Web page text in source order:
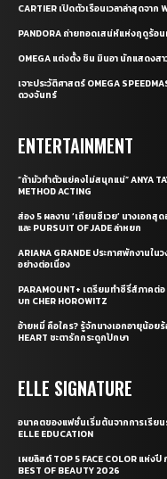
CARTIER เปิดตัวเรือนเวลาล่าสุดจาก
PANDORA ถ่ายทอดเสน่ห์แห่งฤดูร้อน
OMEGA แต่งตั้ง ชิน มินอา นักแสดงส
เจาะประวัติศาสตร์ OMEGA
ดวงจันทร์
ENTERTAINMENT
“ถ้ามัวทำตัวแย่คงไม่สนุกแน่” ANYA
METHOD ACTING
ส่อง 5 ผลงาน ‘เถียนซีเวย’ นางเอกสุ
และ PURSUIT OF JADE ล่าหยก
ARIANA GRANDE ประกาศพักงานใ
อย่างต่อเนื่อง
PARAMOUNT+ เตรียมทำซีรี่ส์ภาคต่อ
บท CHER HOROWITZ
อ้ายหมี่ คือใคร? รู้จักนางเอกอายุน้อย
HEART ชะตารักกระดูกปักษา
ELLE SIGNATURE
อนาคตของแฟชั่นเริ่มต้นจากการเรียน
ELLE EDUCATION
เผยลิสต์ TOP 5 FACE COLOR แห่ง
BEST OF BEAUTY 2026